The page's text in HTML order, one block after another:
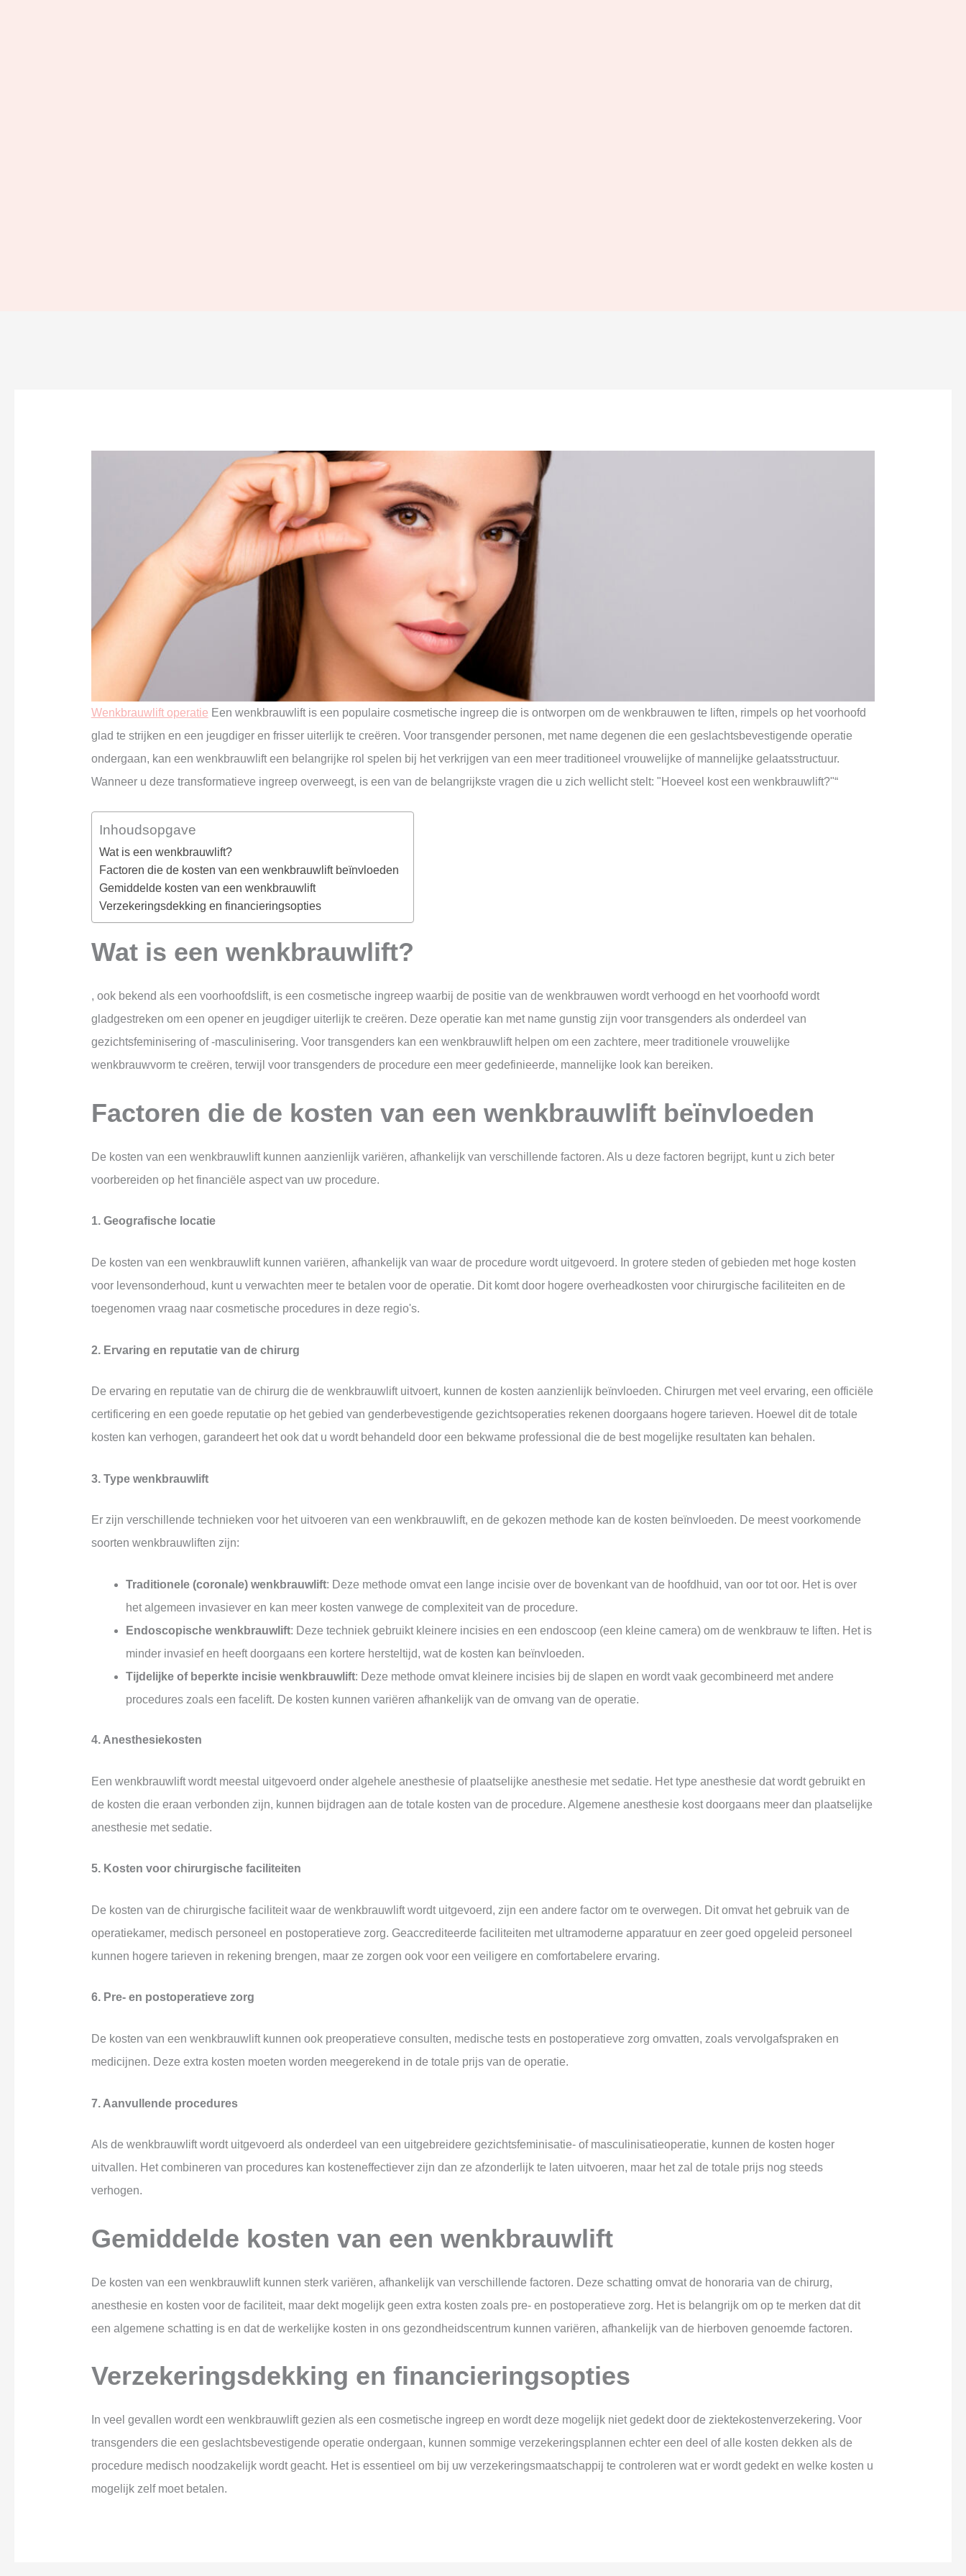
Wenkbrauwlift operatie Een wenkbrauwlift is een populaire cosmetische ingreep die is ontworpen om de wenkbrauwen te liften, rimpels op het voorhoofd
glad te strijken en een jeugdiger en frisser uiterlijk te creëren. Voor transgender personen, met name degenen die een geslachtsbevestigende operatie
ondergaan, kan een wenkbrauwlift een belangrijke rol spelen bij het verkrijgen van een meer traditioneel vrouwelijke of mannelijke gelaatsstructuur.
Wanneer u deze transformatieve ingreep overweegt, is een van de belangrijkste vragen die u zich wellicht stelt: "Hoeveel kost een wenkbrauwlift?"“
Inhoudsopgave
Wat is een wenkbrauwlift?
Factoren die de kosten van een wenkbrauwlift beïnvloeden
Gemiddelde kosten van een wenkbrauwlift
Verzekeringsdekking en financieringsopties
Wat is een wenkbrauwlift?
, ook bekend als een voorhoofdslift, is een cosmetische ingreep waarbij de positie van de wenkbrauwen wordt verhoogd en het voorhoofd wordt
gladgestreken om een opener en jeugdiger uiterlijk te creëren. Deze operatie kan met name gunstig zijn voor transgenders als onderdeel van
gezichtsfeminisering of -masculinisering. Voor transgenders kan een wenkbrauwlift helpen om een zachtere, meer traditionele vrouwelijke
wenkbrauwvorm te creëren, terwijl voor transgenders de procedure een meer gedefinieerde, mannelijke look kan bereiken.
Factoren die de kosten van een wenkbrauwlift beïnvloeden
De kosten van een wenkbrauwlift kunnen aanzienlijk variëren, afhankelijk van verschillende factoren. Als u deze factoren begrijpt, kunt u zich beter
voorbereiden op het financiële aspect van uw procedure.
1. Geografische locatie
De kosten van een wenkbrauwlift kunnen variëren, afhankelijk van waar de procedure wordt uitgevoerd. In grotere steden of gebieden met hoge kosten
voor levensonderhoud, kunt u verwachten meer te betalen voor de operatie. Dit komt door hogere overheadkosten voor chirurgische faciliteiten en de
toegenomen vraag naar cosmetische procedures in deze regio's.
2. Ervaring en reputatie van de chirurg
De ervaring en reputatie van de chirurg die de wenkbrauwlift uitvoert, kunnen de kosten aanzienlijk beïnvloeden. Chirurgen met veel ervaring, een officiële
certificering en een goede reputatie op het gebied van genderbevestigende gezichtsoperaties rekenen doorgaans hogere tarieven. Hoewel dit de totale
kosten kan verhogen, garandeert het ook dat u wordt behandeld door een bekwame professional die de best mogelijke resultaten kan behalen.
3. Type wenkbrauwlift
Er zijn verschillende technieken voor het uitvoeren van een wenkbrauwlift, en de gekozen methode kan de kosten beïnvloeden. De meest voorkomende
soorten wenkbrauwliften zijn:
Traditionele (coronale) wenkbrauwlift: Deze methode omvat een lange incisie over de bovenkant van de hoofdhuid, van oor tot oor. Het is over
het algemeen invasiever en kan meer kosten vanwege de complexiteit van de procedure.
Endoscopische wenkbrauwlift: Deze techniek gebruikt kleinere incisies en een endoscoop (een kleine camera) om de wenkbrauw te liften. Het is
minder invasief en heeft doorgaans een kortere hersteltijd, wat de kosten kan beïnvloeden.
Tijdelijke of beperkte incisie wenkbrauwlift: Deze methode omvat kleinere incisies bij de slapen en wordt vaak gecombineerd met andere
procedures zoals een facelift. De kosten kunnen variëren afhankelijk van de omvang van de operatie.
4. Anesthesiekosten
Een wenkbrauwlift wordt meestal uitgevoerd onder algehele anesthesie of plaatselijke anesthesie met sedatie. Het type anesthesie dat wordt gebruikt en
de kosten die eraan verbonden zijn, kunnen bijdragen aan de totale kosten van de procedure. Algemene anesthesie kost doorgaans meer dan plaatselijke
anesthesie met sedatie.
5. Kosten voor chirurgische faciliteiten
De kosten van de chirurgische faciliteit waar de wenkbrauwlift wordt uitgevoerd, zijn een andere factor om te overwegen. Dit omvat het gebruik van de
operatiekamer, medisch personeel en postoperatieve zorg. Geaccrediteerde faciliteiten met ultramoderne apparatuur en zeer goed opgeleid personeel
kunnen hogere tarieven in rekening brengen, maar ze zorgen ook voor een veiligere en comfortabelere ervaring.
6. Pre- en postoperatieve zorg
De kosten van een wenkbrauwlift kunnen ook preoperatieve consulten, medische tests en postoperatieve zorg omvatten, zoals vervolgafspraken en
medicijnen. Deze extra kosten moeten worden meegerekend in de totale prijs van de operatie.
7. Aanvullende procedures
Als de wenkbrauwlift wordt uitgevoerd als onderdeel van een uitgebreidere gezichtsfeminisatie- of masculinisatieoperatie, kunnen de kosten hoger
uitvallen. Het combineren van procedures kan kosteneffectiever zijn dan ze afzonderlijk te laten uitvoeren, maar het zal de totale prijs nog steeds
verhogen.
Gemiddelde kosten van een wenkbrauwlift
De kosten van een wenkbrauwlift kunnen sterk variëren, afhankelijk van verschillende factoren. Deze schatting omvat de honoraria van de chirurg,
anesthesie en kosten voor de faciliteit, maar dekt mogelijk geen extra kosten zoals pre- en postoperatieve zorg. Het is belangrijk om op te merken dat dit
een algemene schatting is en dat de werkelijke kosten in ons gezondheidscentrum kunnen variëren, afhankelijk van de hierboven genoemde factoren.
Verzekeringsdekking en financieringsopties
In veel gevallen wordt een wenkbrauwlift gezien als een cosmetische ingreep en wordt deze mogelijk niet gedekt door de ziektekostenverzekering. Voor
transgenders die een geslachtsbevestigende operatie ondergaan, kunnen sommige verzekeringsplannen echter een deel of alle kosten dekken als de
procedure medisch noodzakelijk wordt geacht. Het is essentieel om bij uw verzekeringsmaatschappij te controleren wat er wordt gedekt en welke kosten u
mogelijk zelf moet betalen.